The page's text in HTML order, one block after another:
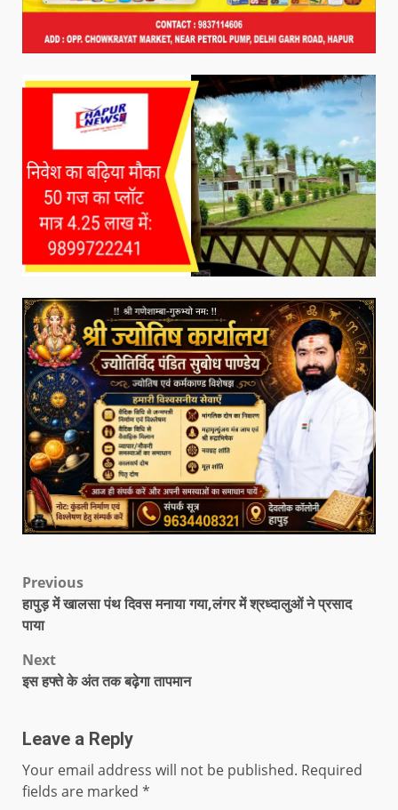
Previous
हापुड़ में खालसा पंथ दिवस मनाया गया,लंगर में श्रध्दालुओं ने प्रसाद
पाया
Next
इस हफ्ते के अंत तक बढ़ेगा तापमान
Leave a Reply
Your email address will not be published. Required
fields are marked *